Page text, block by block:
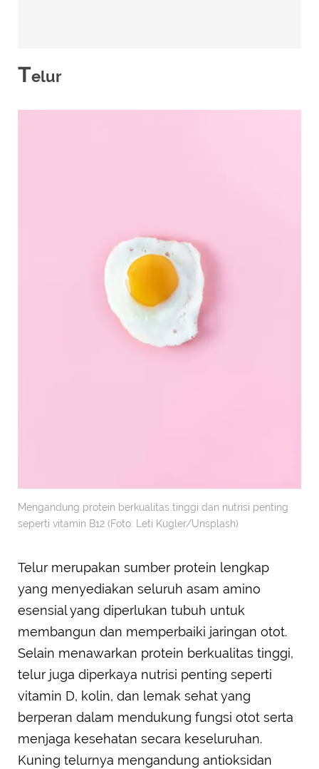
Telur
Mengandung protein berkualitas tinggi dan nutrisi penting
seperti vitamin B12 (Foto: Leti Kugler/Unsplash)
Telur merupakan sumber protein lengkap
yang menyediakan seluruh asam amino
esensial yang diperlukan tubuh untuk
membangun dan memperbaiki jaringan otot.
Selain menawarkan protein berkualitas tinggi,
telur juga diperkaya nutrisi penting seperti
vitamin D, kolin, dan lemak sehat yang
berperan dalam mendukung fungsi otot serta
menjaga kesehatan secara keseluruhan.
Kuning telurnya mengandung antioksidan